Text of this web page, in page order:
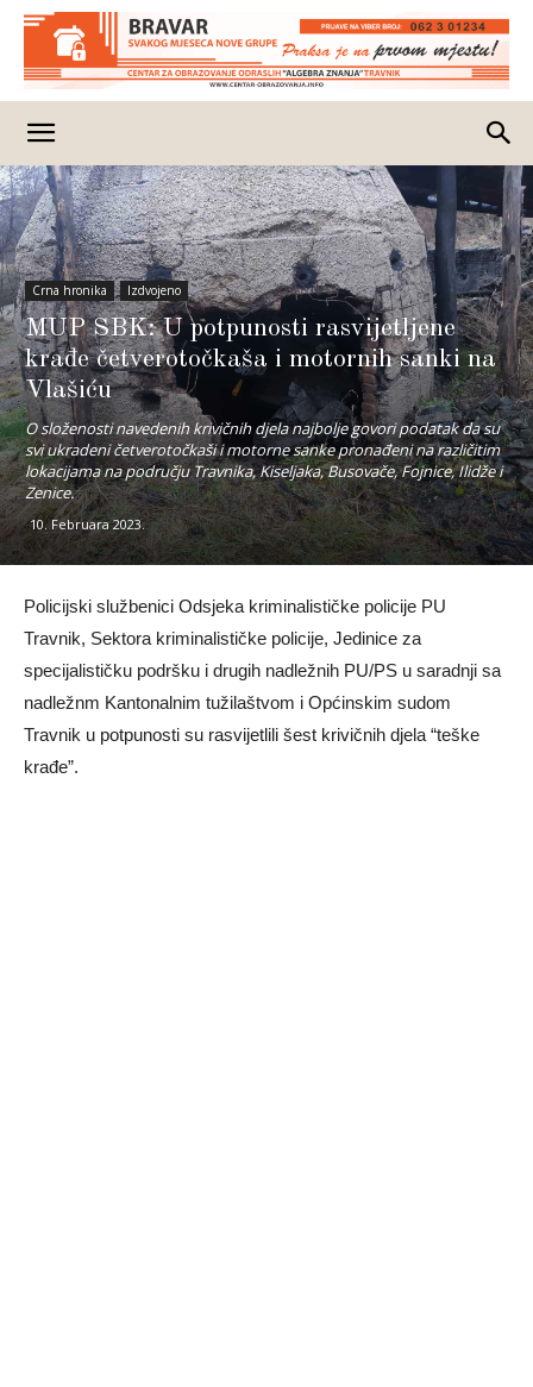
Crna hronika Izdvojeno
MUP SBK: U potpunosti rasvijetljene
krađe četverotočkaša i motornih sanki na
Vlašiću
O složenosti navedenih krivičnih djela najbolje govori podatak da su
svi ukradeni četverotočkaši i motorne sanke pronađeni na različitim
lokacijama na području Travnika, Kiseljaka, Busovače, Fojnice, Ilidže i
Zenice.
10. Februara 2023.
Policijski službenici Odsjeka kriminalističke policije PU
Travnik, Sektora kriminalističke policije, Jedinice za
specijalističku podršku i drugih nadležnih PU/PS u saradnji sa
nadležnm Kantonalnim tužilaštvom i Općinskim sudom
Travnik u potpunosti su rasvijetlili šest krivičnih djela “teške
krađe”.